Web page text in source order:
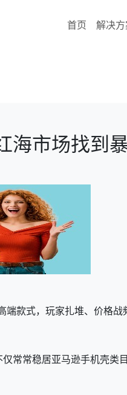
首页 解决
海市场找到
款式，玩家扎堆、价格战
常常稳居亚马逊手机壳